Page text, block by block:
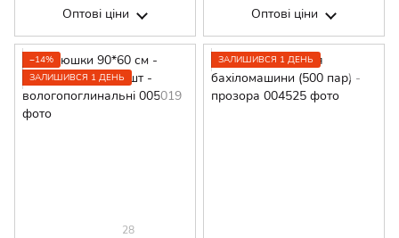
Оптові ціни Оптові ціни
−14%
ЗАЛИШИВСЯ 1 ДЕНЬ
28
ЗАЛИШИВСЯ 1 ДЕНЬ